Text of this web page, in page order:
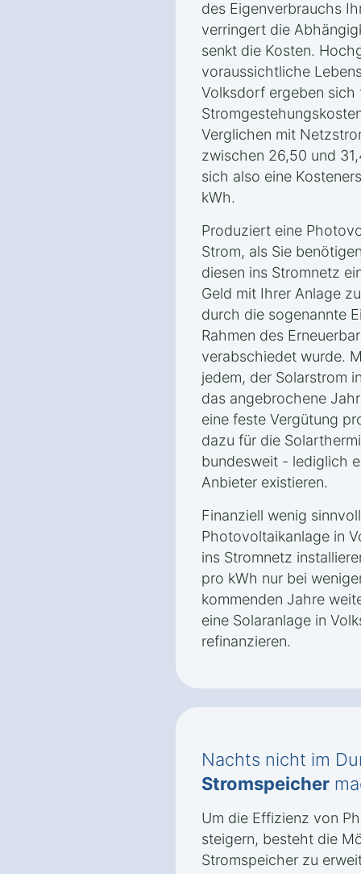
des Eigenverbrauchs
verringert die
senkt die Kosten.
voraussichtliche
Volksdorf ergeben sich
Verglichen mit
zwischen 26,50 und
sich also eine
kWh.
Produziert eine
Strom, als Sie
diesen ins Stromnetz
Geld mit Ihrer Anlage
durch die sogenannte
Rahmen des
verabschiedet wurde.
jedem, der Solarstrom
das angebrochene
eine feste Vergütung
dazu für die
bundesweit - lediglich
Anbieter existieren.
Finanziell wenig
Photovoltaikanlage in
ins Stromnetz
pro kWh nur bei
kommenden Jahre
eine Solaranlage in
refinanzieren.
Nachts nicht im
Stromspeicher
Um die Effizienz von
steigern, besteht die
Stromspeicher zu